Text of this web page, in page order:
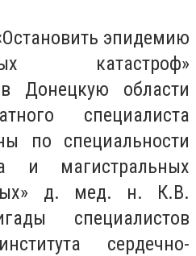
эпидемию
катастроф»
Донецкую области
специалиста
по специальности
и магистральных
д. мед. н. К.В.
специалистов
сердечно-